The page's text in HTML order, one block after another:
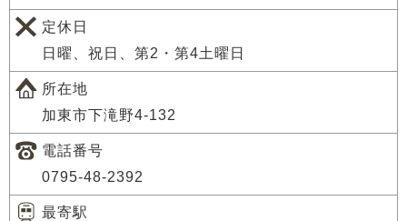
定休日
日曜、祝日、第2・第4土曜日
所在地
加東市下滝野4-132
電話番号
0795-48-2392
最寄駅